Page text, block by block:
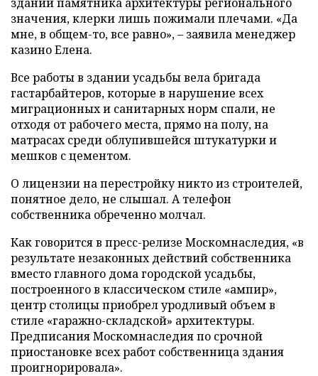
значения, клерки лишь пожимали плечами. «Да
мне, в общем-то, все равно», – заявила менеджер
казино Елена.
Все работы в здании усадьбы вела бригада
гастарбайтеров, которые в нарушение всех
миграционных и санитарных норм спали, не
отходя от рабочего места, прямо на полу, на
матрасах среди облупившейся штукатурки и
мешков с цементом.
О лицензии на перестройку никто из строителей,
понятное дело, не слышал. А телефон
собственника обреченно молчал.
Как говорится в пресс-релизе Москомнаследия, «в
результате незаконных действий собственника
вместо главного дома городской усадьбы,
построенного в классическом стиле «ампир»,
центр столицы приобрел уродливый объем в
стиле «гаражно-складской» архитектуры.
Предписания Москомнаследия по срочной
приостановке всех работ собственница здания
проигнорировала».